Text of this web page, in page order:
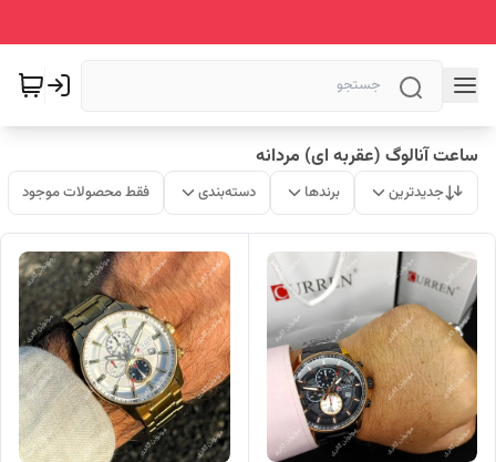
ساعت آنالوگ (عقربه ای) مردانه
جدیدترین برندها دسته‌بندی فقط محصولات موجود